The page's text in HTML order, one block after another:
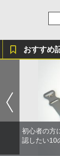
おすすめ
初心者の方
認したい10